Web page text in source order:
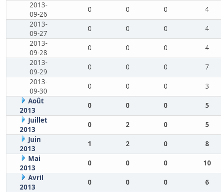
2013-
09-26
0 0 0
4
2013-
09-27
0 0 0
4
2013-
09-28
0 0 0
4
2013-
09-29
0 0 0
7
2013-
09-30
0 0 0
3
Août
2013
0 0 0
5
Juillet
2013
0 2 0
5
Juin
2013
1 2 0
8
Mai
2013
0 0 0
10
Avril
2013
0 0 0
6